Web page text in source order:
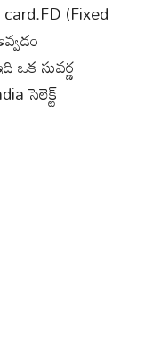
(Fixed
సువర్ణ
సెలెక్ట్